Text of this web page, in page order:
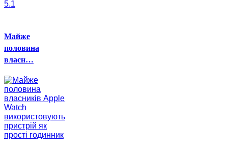
Майже
половина
власн…